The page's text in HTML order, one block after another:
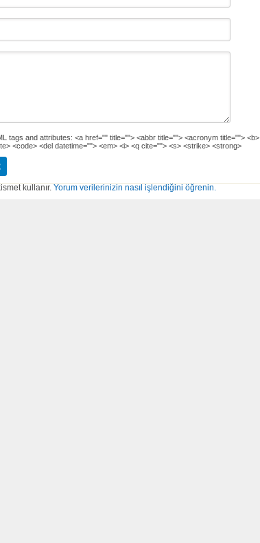
tags and attributes: <a href="" title=""> <abbr title=""> <acronym title=""> <b>
<code> <del datetime=""> <em> <i> <q cite=""> <s> <strike> <strong>
kullanır. Yorum verilerinizin nasıl işlendiğini öğrenin.